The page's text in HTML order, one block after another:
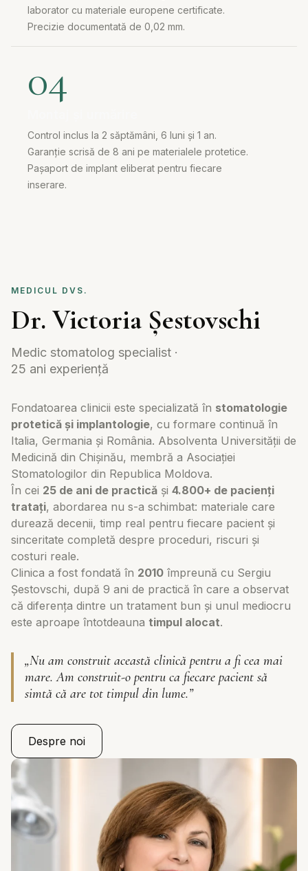
laborator cu materiale europene certificate.
Precizie documentată de 0,02 mm.
04
Control inclus la 2 săptămâni, 6 luni și 1 an.
Garanție scrisă de 8 ani pe materialele protetice.
Pașaport de implant eliberat pentru fiecare
inserare.
MEDICUL DVS.
Dr. Victoria Șestovschi
Medic stomatolog specialist ·
25 ani experiență
Fondatoarea clinicii este specializată în stomatologie
protetică și implantologie, cu formare continuă în
Italia, Germania și România. Absolventa Universității de
Medicină din Chișinău, membră a Asociației
Stomatologilor din Republica Moldova.
În cei 25 de ani de practică și 4.800+ de pacienți
tratați, abordarea nu s-a schimbat: materiale care
durează decenii, timp real pentru fiecare pacient și
sinceritate completă despre proceduri, riscuri și
costuri reale.
Clinica a fost fondată în 2010 împreună cu Sergiu
Șestovschi, după 9 ani de practică în care a observat
că diferența dintre un tratament bun și unul mediocru
este aproape întotdeauna timpul alocat.
„Nu am construit această clinică pentru a fi cea mai
mare. Am construit-o pentru ca fiecare pacient să
simtă că are tot timpul din lume.”
Despre noi